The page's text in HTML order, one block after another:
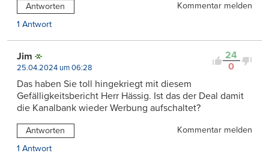
Antworten
Kommentar melden
1 Antwort
24
0
Jim
25.04.2024 um 06:28
Das haben Sie toll hingekriegt mit diesem
Gefälligkeitsbericht Herr Hässig. Ist das der Deal damit
die Kanalbank wieder Werbung aufschaltet?
Antworten
Kommentar melden
1 Antwort